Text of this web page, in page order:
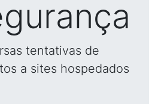
tentativas de
a sites hospedados